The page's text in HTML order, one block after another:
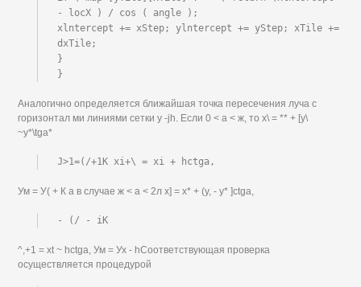
- locX ) / cos ( angle );
xlntercept += xStep; ylntercept += yStep; xTile +=
dxTile;
}
}
Аналогично определяется ближайшая точка пересечения луча с
горизонтал ми линиями сетки у -jh. Если 0 < а < ж, то х\ = ** + [у\
~y*\tga*
J>1=(/+1K xi+\ = xi + hctga,
Ум = У( + К а в случае ж < а < 2л х] = х* + (у, - у* ]ctga,
- (/ - iK
^,+1 = xt ~ hctga, Ум = Ух - hСоответствующая проверка
осуществляется процедурой